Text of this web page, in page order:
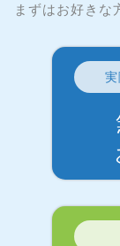
まずはお好きな